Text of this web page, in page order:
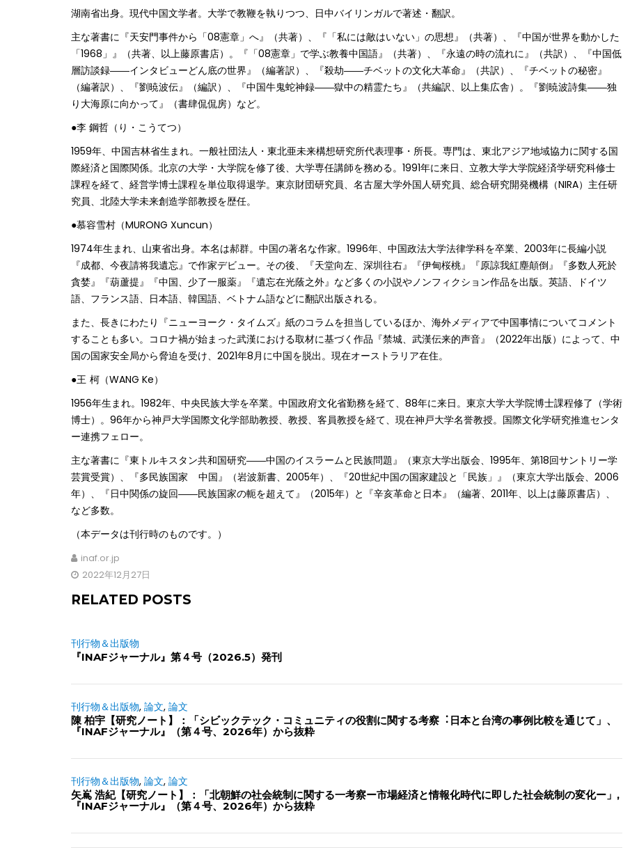
湖南省出身。現代中国文学者。大学で教鞭を執りつつ、日中バイリンガルで著述・翻訳。
主な著書に『天安門事件から「08憲章」へ』（共著）、『「私には敵はいない」の思想』（共著）、『中国が世界を動かした
「1968」』（共著、以上藤原書店）。『「08憲章」で学ぶ教養中国語』（共著）、『永遠の時の流れに』（共訳）、『中国低
層訪談録――インタビューどん底の世界』（編著訳）、『殺劫――チベットの文化大革命』（共訳）、『チベットの秘密』
（編著訳）、『劉暁波伝』（編訳）、『中国牛鬼蛇神録――獄中の精霊たち』（共編訳、以上集広舎）。『劉暁波詩集――独
り大海原に向かって』（書肆侃侃房）など。
●李 鋼哲（り・こうてつ）
1959年、中国吉林省生まれ。一般社団法人・東北亜未来構想研究所代表理事・所長。専門は、東北アジア地域協力に関する国
際経済と国際関係。北京の大学・大学院を修了後、大学専任講師を務める。1991年に来日、立教大学大学院経済学研究科修士
課程を経て、経営学博士課程を単位取得退学。東京財団研究員、名古屋大学外国人研究員、総合研究開発機構（NIRA）主任研
究員、北陸大学未来創造学部教授を歴任。
●慕容雪村（MURONG Xuncun）
1974年生まれ、山東省出身。本名は郝群。中国の著名な作家。1996年、中国政法大学法律学科を卒業、2003年に長編小説
『成都、今夜請将我遺忘』で作家デビュー。その後、『天堂向左、深圳往右』『伊甸桜桃』『原諒我紅塵顛倒』『多数人死於
貪婪』『葫蘆提』『中国、少了一服薬』『遺忘在光蔭之外』など多くの小説やノンフィクション作品を出版。英語、ドイツ
語、フランス語、日本語、韓国語、ベトナム語などに翻訳出版される。
また、長きにわたり『ニューヨーク・タイムズ』紙のコラムを担当しているほか、海外メディアで中国事情についてコメント
することも多い。コロナ禍が始まった武漢における取材に基づく作品『禁城、武漢伝来的声音』（2022年出版）によって、中
国の国家安全局から脅迫を受け、2021年8月に中国を脱出。現在オーストラリア在住。
●王 柯（WANG Ke）
1956年生まれ。1982年、中央民族大学を卒業。中国政府文化省勤務を経て、88年に来日。東京大学大学院博士課程修了（学術
博士）。96年から神戸大学国際文化学部助教授、教授、客員教授を経て、現在神戸大学名誉教授。国際文化学研究推進センタ
ー連携フェロー。
主な著書に『東トルキスタン共和国研究――中国のイスラームと民族問題』（東京大学出版会、1995年、第18回サントリー学
芸賞受賞）、『多民族国家 中国』（岩波新書、2005年）、『20世紀中国の国家建設と「民族」』（東京大学出版会、2006
年）、『日中関係の旋回――民族国家の軛を超えて』（2015年）と『辛亥革命と日本』（編著、2011年、以上は藤原書店）、
など多数。
（本データは刊行時のものです。）
inaf.or.jp
2022年12月27日
RELATED POSTS
刊行物＆出版物
『INAFジャーナル』第４号（2026.5）発刊
刊行物＆出版物, 論文, 論文
陳 柏宇【研究ノート】：「シビックテック・コミュニティの役割に関する考察︓⽇本と台湾の事例⽐較を通じて」、
『INAFジャーナル』（第４号、2026年）から抜粋
刊行物＆出版物, 論文, 論文
矢嶌 浩紀【研究ノート】：「北朝鮮の社会統制に関する一考察ー市場経済と情報化時代に即した社会統制の変化ー」,
『INAFジャーナル』（第４号、2026年）から抜粋